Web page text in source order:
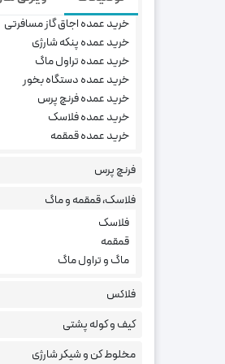
هست.
خرید شیکر و
سلام. من پینکالا هستم
عالی قبرای ورزشکاران
خرید عمده اجاق گاز مسافرتی
خرید عمده پنکه شارژی
خرید عمده تراول ماگ
خرید عمده دستگاه بخور
خرید عمده فرنچ پرس
خرید عمده فلاسک
خرید عمده قمقمه
فرنچ پرس
فلاسک، قمقمه و ماگ
فلاسک
قمقمه
ماگ و تراول ماگ
فلاکس
کیف و کوله پشتی
مخلوط کن و شیکر شارژی